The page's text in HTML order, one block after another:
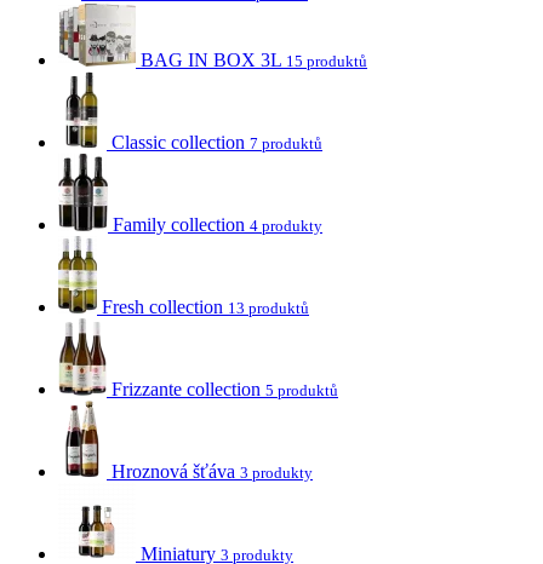
BAG IN BOX 3L 15 produktů
Classic collection 7 produktů
Family collection 4 produkty
Fresh collection 13 produktů
Frizzante collection 5 produktů
Hroznová šťáva 3 produkty
Miniatury 3 produkty